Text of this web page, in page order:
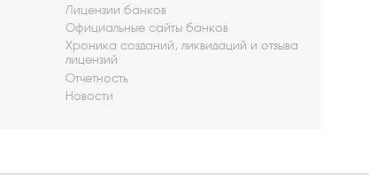
Лицензии банков
Официальные сайты банков
Хроника созданий, ликвидаций и отзыва
лицензий
Отчетность
Новости